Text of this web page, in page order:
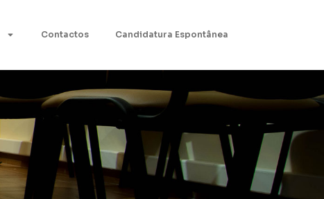
Contactos Candidatura Espontânea